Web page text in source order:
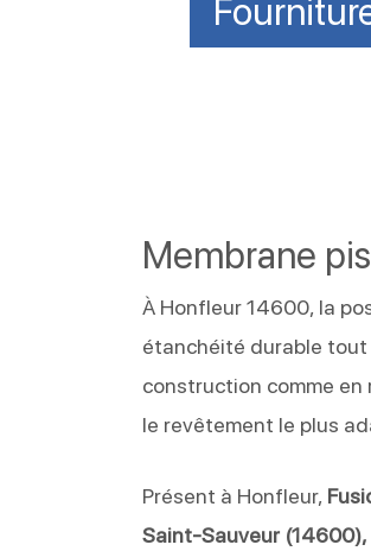
Membrane
À Honfleur 14600, la
étanchéité durable
construction comme
le revêtement le plus
Présent à Honfleur,
Saint-Sauveur